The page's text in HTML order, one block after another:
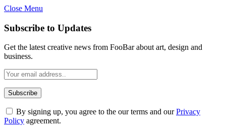
Close Menu
Subscribe to Updates
Get the latest creative news from FooBar about art, design and
business.
By signing up, you agree to the our terms and ourPrivacy
Policy agreement.